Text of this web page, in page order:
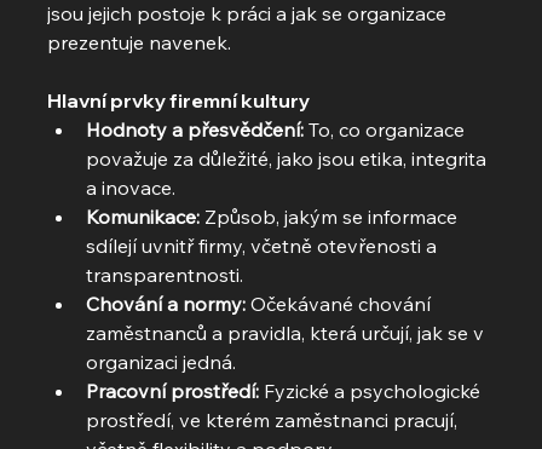
jsou jejich postoje k práci a jak se organizace
prezentuje navenek.
Hlavní prvky firemní kultury
Hodnoty a přesvědčení: To, co organizace
považuje za důležité, jako jsou etika, integrita
a inovace.
Komunikace: Způsob, jakým se informace
sdílejí uvnitř firmy, včetně otevřenosti a
transparentnosti.
Chování a normy: Očekávané chování
zaměstnanců a pravidla, která určují, jak se v
organizaci jedná.
Pracovní prostředí: Fyzické a psychologické
prostředí, ve kterém zaměstnanci pracují,